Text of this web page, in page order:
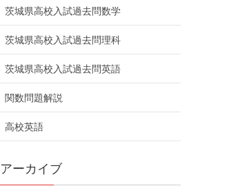
茨城県高校入試過去問数学
茨城県高校入試過去問理科
茨城県高校入試過去問英語
関数問題解説
高校英語
アーカイブ